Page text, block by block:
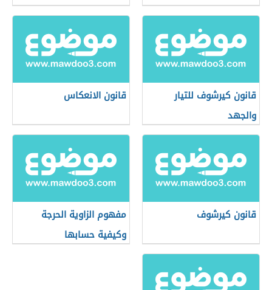
قانون كيرشوف للتيار
والجهد
قانون الانعكاس
قانون كيرشوف
مفهوم الزاوية الحرجة
وكيفية حسابها